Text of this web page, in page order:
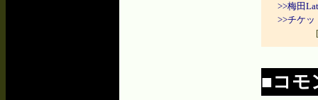
>>梅田
>>チケ
■コモ